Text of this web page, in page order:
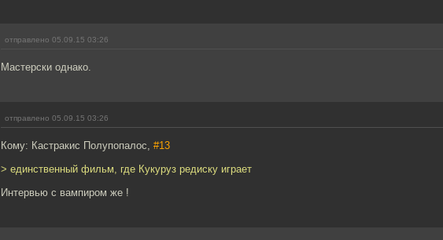
отправлено 05.09.15 03:26
Мастерски однако.
отправлено 05.09.15 03:26
Кому: Кастракис Полупопалос, #13
> единственный фильм, где Кукуруз редиску играет
Интервью с вампиром же !